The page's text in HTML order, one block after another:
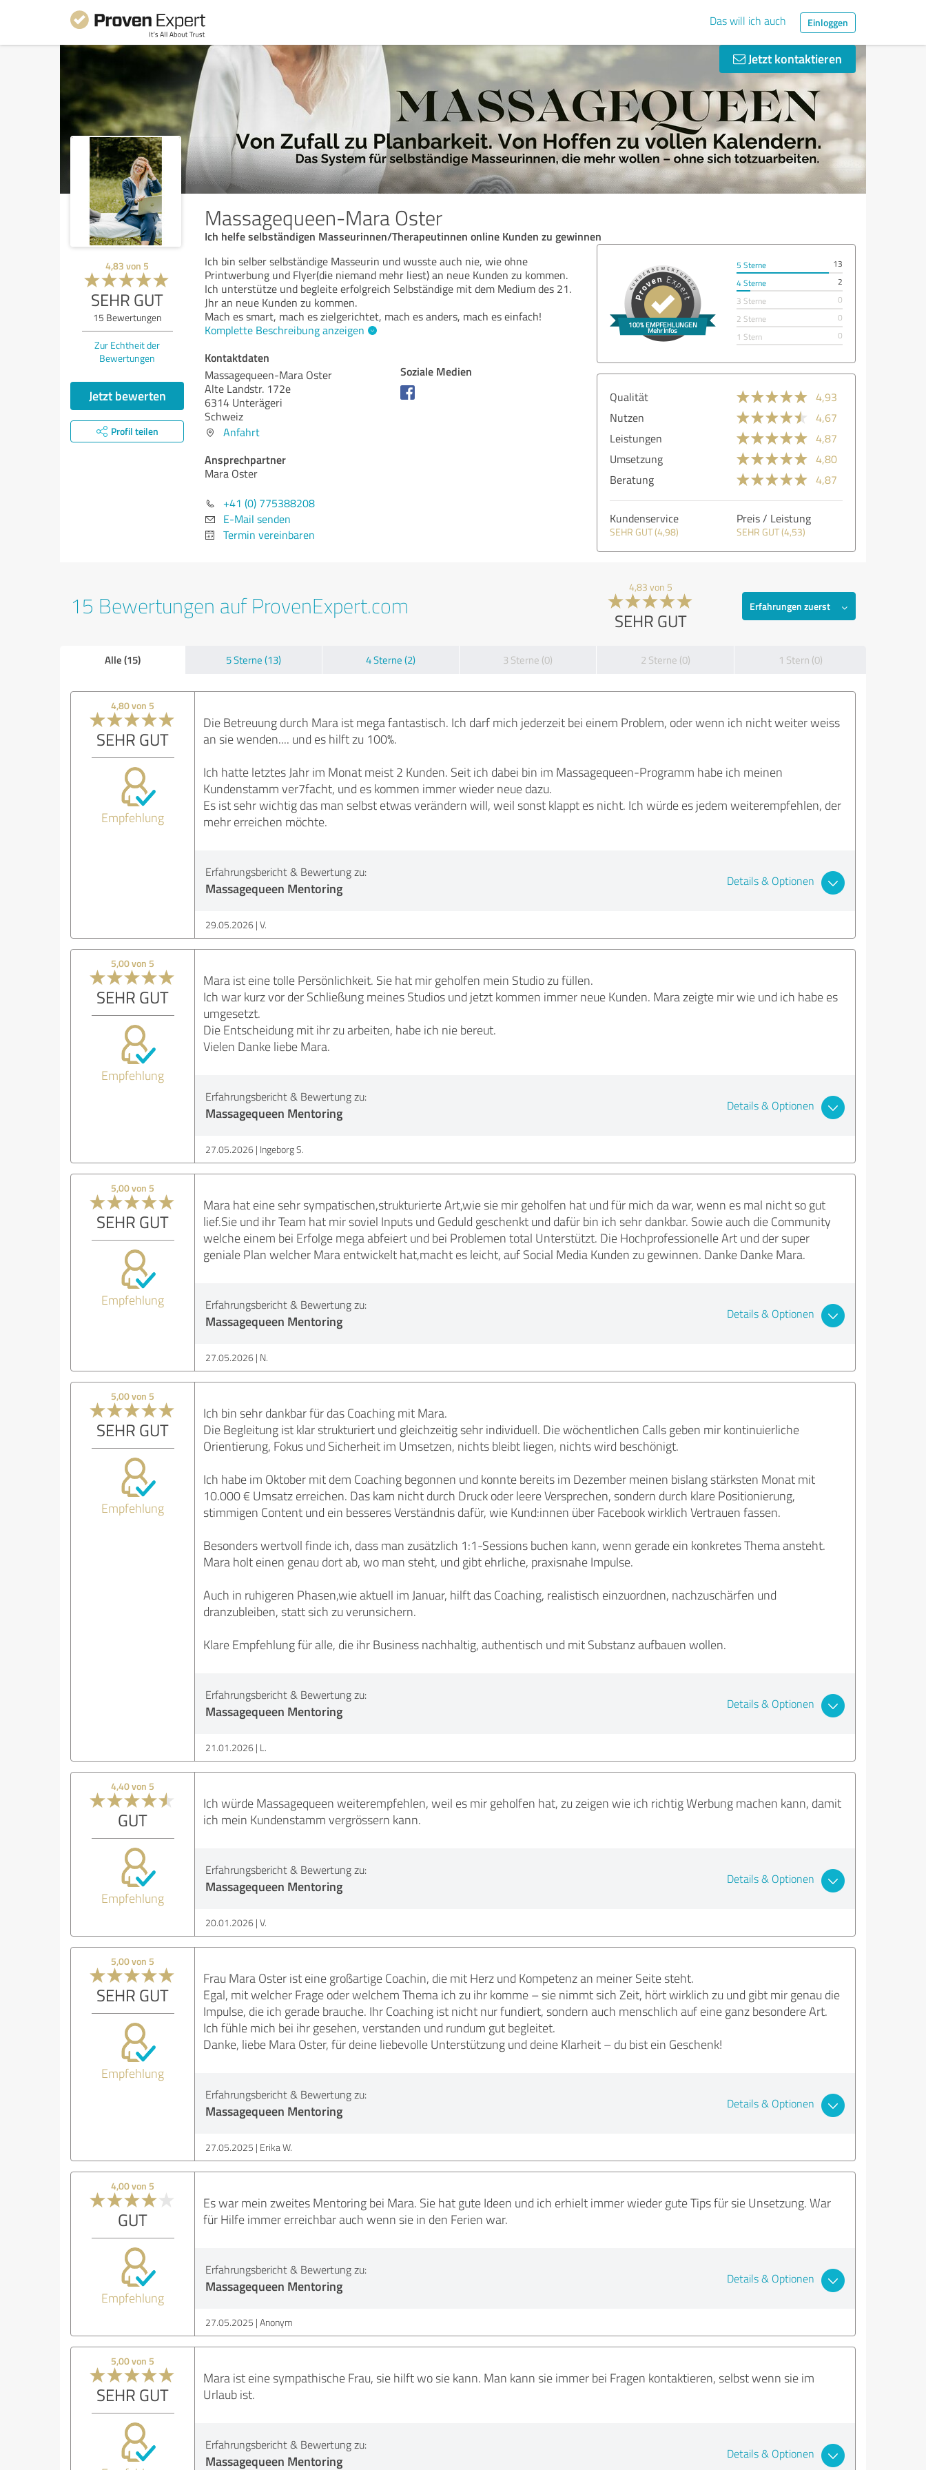
Das will ich auch Einloggen
Jetzt kontaktieren
Massagequeen-Mara Oster
Ich helfe selbständigen Masseurinnen/Therapeutinnen online Kunden zu gewinnen
4,83 von 5
SEHR GUT
15 Bewertungen
Zur Echtheit der
Bewertungen
Jetzt bewerten
Profil teilen
Ich bin selber selbständige Masseurin und wusste auch nie, wie ohne
Printwerbung und Flyer(die niemand mehr liest) an neue Kunden zu kommen.
Ich unterstütze und begleite erfolgreich Selbständige mit dem Medium des 21.
Jhr an neue Kunden zu kommen.
Mach es smart, mach es zielgerichtet, mach es anders, mach es einfach!
Komplette Beschreibung anzeigen
Kontaktdaten
Massagequeen-Mara Oster
Alte Landstr. 172e
6314 Unterägeri
Schweiz
Anfahrt
Ansprechpartner
Mara Oster
+41 (0) 775388208
E-Mail senden
Termin vereinbaren
Soziale Medien
5 Sterne
13
4 Sterne
2
3 Sterne
0
2 Sterne
0
1 Stern
0
Qualität
4,93
Nutzen
4,67
Leistungen
4,87
Umsetzung
4,80
Beratung
4,87
Kundenservice
SEHR GUT (4,98)
Preis / Leistung
SEHR GUT (4,53)
15 Bewertungen auf ProvenExpert.com
4,83 von 5
SEHR GUT
Erfahrungen zuerst
Alle (15) 5 Sterne (13) 4 Sterne (2) 3 Sterne (0) 2 Sterne (0) 1 Stern (0)
4,80 von 5
SEHR GUT
Empfehlung
Die Betreuung durch Mara ist mega fantastisch. Ich darf mich jederzeit bei einem Problem, oder wenn ich nicht weiter weiss
an sie wenden.... und es hilft zu 100%.
Ich hatte letztes Jahr im Monat meist 2 Kunden. Seit ich dabei bin im Massagequeen-Programm habe ich meinen
Kundenstamm ver7facht, und es kommen immer wieder neue dazu.
Es ist sehr wichtig das man selbst etwas verändern will, weil sonst klappt es nicht. Ich würde es jedem weiterempfehlen, der
mehr erreichen möchte.
Erfahrungsbericht & Bewertung zu:
Massagequeen Mentoring Details & Optionen
29.05.2026 V.
5,00 von 5
SEHR GUT
Empfehlung
Mara ist eine tolle Persönlichkeit. Sie hat mir geholfen mein Studio zu füllen.
Ich war kurz vor der Schließung meines Studios und jetzt kommen immer neue Kunden. Mara zeigte mir wie und ich habe es
umgesetzt.
Die Entscheidung mit ihr zu arbeiten, habe ich nie bereut.
Vielen Danke liebe Mara.
Erfahrungsbericht & Bewertung zu:
Massagequeen Mentoring Details & Optionen
27.05.2026 Ingeborg S.
5,00 von 5
SEHR GUT
Empfehlung
Mara hat eine sehr sympatischen,strukturierte Art,wie sie mir geholfen hat und für mich da war, wenn es mal nicht so gut
lief.Sie und ihr Team hat mir soviel Inputs und Geduld geschenkt und dafür bin ich sehr dankbar. Sowie auch die Community
welche einem bei Erfolge mega abfeiert und bei Problemen total Unterstützt. Die Hochprofessionelle Art und der super
geniale Plan welcher Mara entwickelt hat,macht es leicht, auf Social Media Kunden zu gewinnen. Danke Danke Mara.
Erfahrungsbericht & Bewertung zu:
Massagequeen Mentoring Details & Optionen
27.05.2026 N.
5,00 von 5
SEHR GUT
Empfehlung
Ich bin sehr dankbar für das Coaching mit Mara.
Die Begleitung ist klar strukturiert und gleichzeitig sehr individuell. Die wöchentlichen Calls geben mir kontinuierliche
Orientierung, Fokus und Sicherheit im Umsetzen, nichts bleibt liegen, nichts wird beschönigt.
Ich habe im Oktober mit dem Coaching begonnen und konnte bereits im Dezember meinen bislang stärksten Monat mit
10.000 € Umsatz erreichen. Das kam nicht durch Druck oder leere Versprechen, sondern durch klare Positionierung,
stimmigen Content und ein besseres Verständnis dafür, wie Kund:innen über Facebook wirklich Vertrauen fassen.
Besonders wertvoll finde ich, dass man zusätzlich 1:1-Sessions buchen kann, wenn gerade ein konkretes Thema ansteht.
Mara holt einen genau dort ab, wo man steht, und gibt ehrliche, praxisnahe Impulse.
Auch in ruhigeren Phasen,wie aktuell im Januar, hilft das Coaching, realistisch einzuordnen, nachzuschärfen und
dranzubleiben, statt sich zu verunsichern.
Klare Empfehlung für alle, die ihr Business nachhaltig, authentisch und mit Substanz aufbauen wollen.
Erfahrungsbericht & Bewertung zu:
Massagequeen Mentoring Details & Optionen
21.01.2026 L.
4,40 von 5
GUT
Empfehlung
Ich würde Massagequeen weiterempfehlen, weil es mir geholfen hat, zu zeigen wie ich richtig Werbung machen kann, damit
ich mein Kundenstamm vergrössern kann.
Erfahrungsbericht & Bewertung zu:
Massagequeen Mentoring Details & Optionen
20.01.2026 V.
5,00 von 5
SEHR GUT
Empfehlung
Frau Mara Oster ist eine großartige Coachin, die mit Herz und Kompetenz an meiner Seite steht.
Egal, mit welcher Frage oder welchem Thema ich zu ihr komme – sie nimmt sich Zeit, hört wirklich zu und gibt mir genau die
Impulse, die ich gerade brauche. Ihr Coaching ist nicht nur fundiert, sondern auch menschlich auf eine ganz besondere Art.
Ich fühle mich bei ihr gesehen, verstanden und rundum gut begleitet.
Danke, liebe Mara Oster, für deine liebevolle Unterstützung und deine Klarheit – du bist ein Geschenk!
Erfahrungsbericht & Bewertung zu:
Massagequeen Mentoring Details & Optionen
27.05.2025 Erika W.
4,00 von 5
GUT
Empfehlung
Es war mein zweites Mentoring bei Mara. Sie hat gute Ideen und ich erhielt immer wieder gute Tips für sie Unsetzung. War
für Hilfe immer erreichbar auch wenn sie in den Ferien war.
Erfahrungsbericht & Bewertung zu:
Massagequeen Mentoring Details & Optionen
27.05.2025 Anonym
5,00 von 5
SEHR GUT
Mara ist eine sympathische Frau, sie hilft wo sie kann. Man kann sie immer bei Fragen kontaktieren, selbst wenn sie im
Urlaub ist.
Erfahrungsbericht & Bewertung zu:
Massagequeen Mentoring Details & Optionen